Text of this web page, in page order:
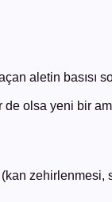
aletin basısı
de olsa yeni bir
zehirlenmesi,